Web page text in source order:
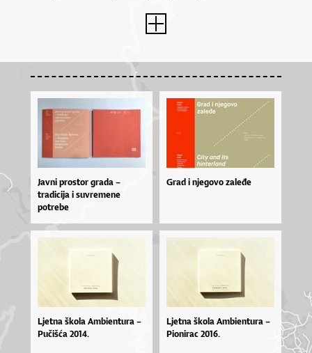
Javni prostor grada –
tradicija i suvremene
potrebe
Grad i njegovo zaleđe
Ljetna škola Ambientura –
Pučišća 2014.
Ljetna škola Ambientura –
Pionirac 2016.